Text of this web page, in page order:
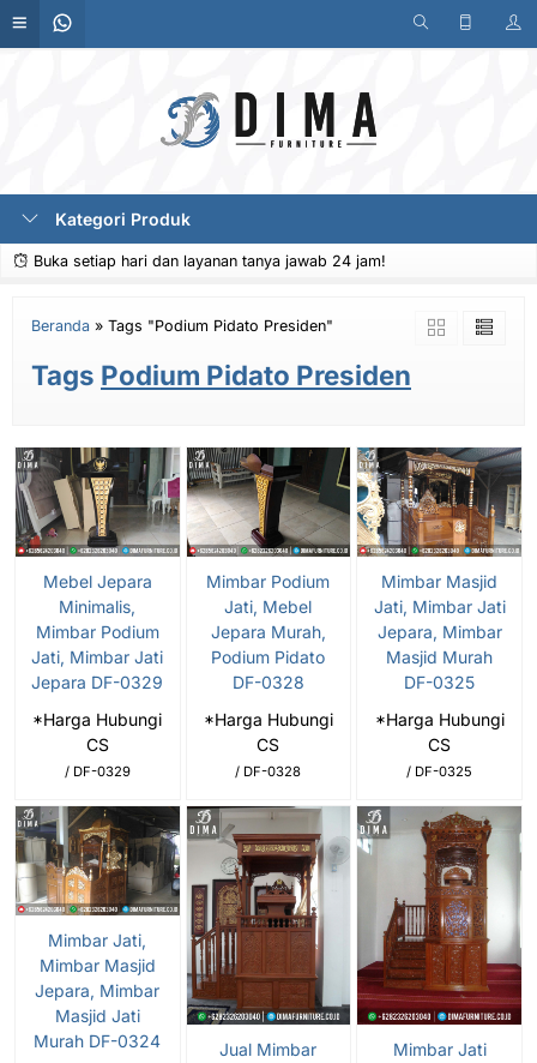
Kategori Produk
Buka setiap hari dan layanan tanya jawab 24 jam!
Beranda » Tags "Podium Pidato Presiden"
Tags Podium Pidato Presiden
Mebel Jepara
Minimalis,
Mimbar Podium
Jati, Mimbar Jati
Jepara DF-0329
*Harga Hubungi
CS
/ DF-0329
Mimbar Podium
Jati, Mebel
Jepara Murah,
Podium Pidato
DF-0328
*Harga Hubungi
CS
/ DF-0328
Mimbar Masjid
Jati, Mimbar Jati
Jepara, Mimbar
Masjid Murah
DF-0325
*Harga Hubungi
CS
/ DF-0325
Mimbar Jati,
Mimbar Masjid
Jepara, Mimbar
Masjid Jati
Murah DF-0324
Jual Mimbar
Mimbar Jati